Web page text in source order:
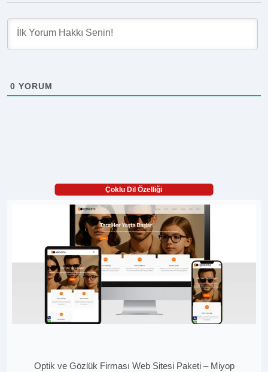
0 YORUM
Çoklu Dil Özelliği
Optik ve Gözlük Firması Web Sitesi Paketi – Miyop